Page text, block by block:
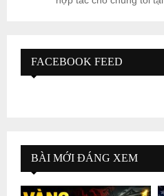
FACEBOOK FEED
BÀI MỚI ĐÁNG XEM